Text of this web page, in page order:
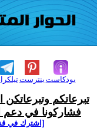
بنترست بودكاست
تبرعاتكم وتبرعاتكن
فشاركونا في دعم
[اشترك في